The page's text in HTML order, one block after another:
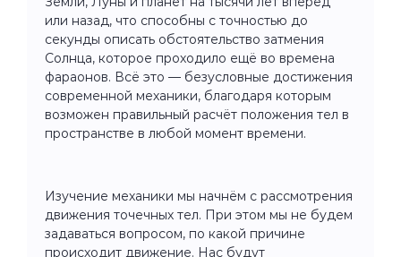
или назад, что способны с точностью до
секунды описать обстоятельство затмения
Солнца, которое проходило ещё во времена
фараонов. Всё это — безусловные достижения
современной механики, благодаря которым
возможен правильный расчёт положения тел в
пространстве в любой момент времени.
Изучение механики мы начнём с рассмотрения
движения точечных тел. При этом мы не будем
задаваться вопросом, по какой причине
происходит движение. Нас будут